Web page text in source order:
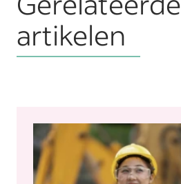
artikelen